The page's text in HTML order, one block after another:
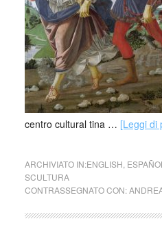
centro cultural tina … [Leggi di
ARCHIVIATO IN:ENGLISH ESPAÑOL
SCULTURA
CONTRASSEGNATO CON: